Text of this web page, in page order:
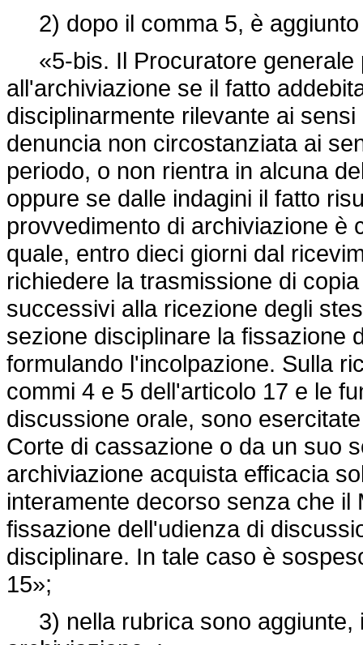
2) dopo il comma 5, è aggiunto
«5-bis. Il Procuratore generale
all'archiviazione se il fatto
disciplinarmente rilevante ai
denuncia non circostanziata ai
periodo, o non rientra in alcuna
oppure se dalle indagini il fatto
provvedimento di archiviazione è
quale, entro dieci giorni dal
richiedere la trasmissione di
successivi alla ricezione degli
sezione disciplinare la fissazione
formulando l'incolpazione. Sulla
commi 4 e 5 dell'articolo 17 e le
discussione orale, sono
Corte di cassazione o da un suo
archiviazione acquista efficacia
interamente decorso senza che
fissazione dell'udienza di
disciplinare. In tale caso è
15»;
3) nella rubrica sono aggiunte,